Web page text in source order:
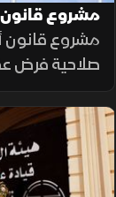
مشروع
وعقوبات
مشروع قانون
صلاحية فرض
ويربط أكثر
في حصر
وتنفيذ